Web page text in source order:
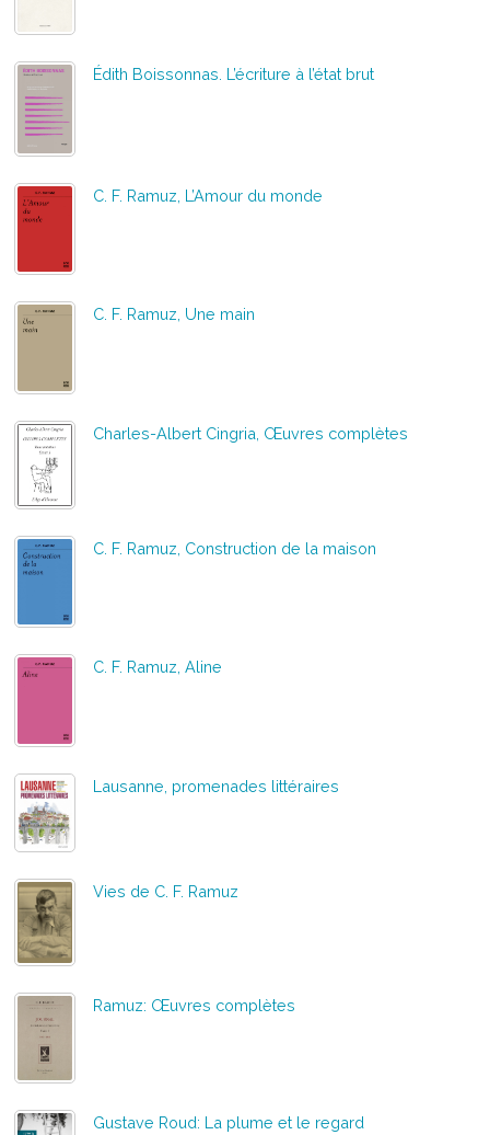
Édith Boissonnas. L’écriture à l’état brut
C. F. Ramuz, L’Amour du monde
C. F. Ramuz, Une main
Charles-Albert Cingria, Œuvres complètes
C. F. Ramuz, Construction de la maison
C. F. Ramuz, Aline
Lausanne, promenades littéraires
Vies de C. F. Ramuz
Ramuz: Œuvres complètes
Gustave Roud: La plume et le regard